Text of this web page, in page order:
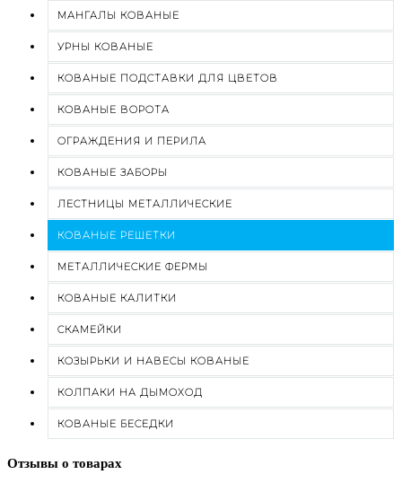
МАНГАЛЫ КОВАНЫЕ
УРНЫ КОВАНЫЕ
КОВАНЫЕ ПОДСТАВКИ ДЛЯ ЦВЕТОВ
КОВАНЫЕ ВОРОТА
ОГРАЖДЕНИЯ И ПЕРИЛА
КОВАНЫЕ ЗАБОРЫ
ЛЕСТНИЦЫ МЕТАЛЛИЧЕСКИЕ
КОВАНЫЕ РЕШЕТКИ
МЕТАЛЛИЧЕСКИЕ ФЕРМЫ
КОВАНЫЕ КАЛИТКИ
СКАМЕЙКИ
КОЗЫРЬКИ И НАВЕСЫ КОВАНЫЕ
КОЛПАКИ НА ДЫМОХОД
КОВАНЫЕ БЕСЕДКИ
Отзывы о товарах